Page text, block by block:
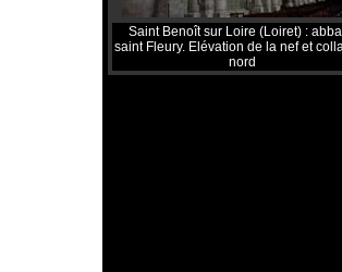
Saint Benoît sur Loire (Loiret) :
saint Fleury. Elévation de la nef et
nord